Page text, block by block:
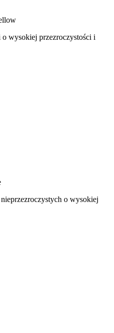
wysokiej przezroczystości i
o wysokiej